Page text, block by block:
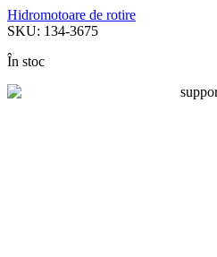
Hidromotoare de rotire
SKU: 134-3675
În stoc